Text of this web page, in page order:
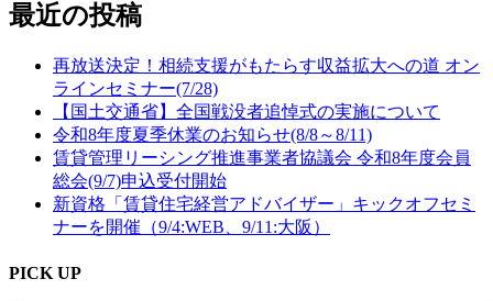
最近の投稿
再放送決定！相続支援がもたらす収益拡大への道 オン
ラインセミナー(7/28)
【国土交通省】全国戦没者追悼式の実施について
令和8年度夏季休業のお知らせ(8/8～8/11)
賃貸管理リーシング推進事業者協議会 令和8年度会員
総会(9/7)申込受付開始
新資格「賃貸住宅経営アドバイザー」キックオフセミ
ナーを開催（9/4:WEB、9/11:大阪）
PICK UP